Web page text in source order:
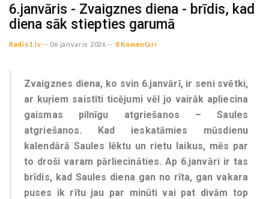
6.janvāris - Zvaigznes diena - brīdis, kad
diena sāk stiepties garumā
Radio1.lv -- 06 janvaris 2026 -- 0 Komentāri
Zvaigznes diena, ko svin 6.janvārī, ir seni svētki,
ar kuŗiem saistīti ticējumi vēl jo vairāk apliecina
gaismas pilnīgu atgriešanos – Saules
atgriešanos. Kad ieskatāmies mūsdienu
kalendārā Saules lēktu un rietu laikus, mēs par
to droši varam pārliecināties. Ap 6.janvāri ir tas
brīdis, kad Saules diena gan no rīta, gan vakara
puses ik rītu jau par minūti vai pat divām top